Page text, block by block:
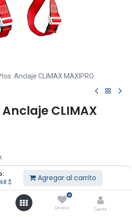
$ Agregar al carrito
0
Deseos Cuenta
Anclaje CLIMAX MAXIPRO
CLIMAX